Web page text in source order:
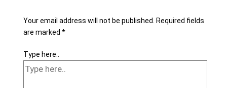
Your email address will not be published.
Required fields
are marked *
Type here..